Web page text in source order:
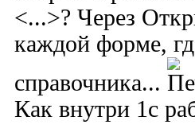
<...>? Через
каждой форме,
справочника...
Как внутри 1с